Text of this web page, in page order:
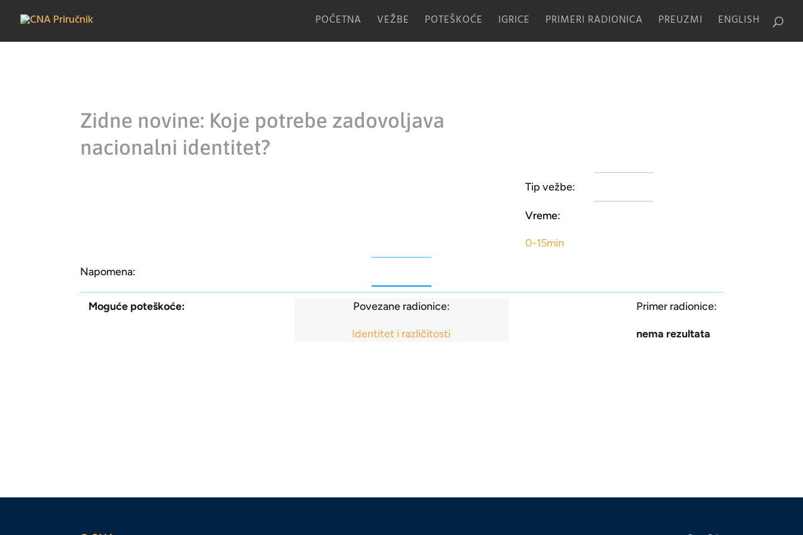
POČETNA VEŽBE POTEŠKOĆE IGRICE PRIMERI RADIONICA PREUZMI ENGLISH
Zidne novine: Koje potrebe zadovoljava
nacionalni identitet?
Tip vežbe:
Vreme:
0-15min
Napomena:
Moguće poteškoće: Povezane radionice:
Identitet i različitosti
Primer radionice:
nema rezultata